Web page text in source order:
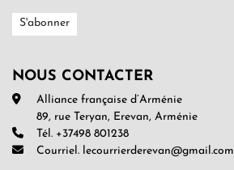
NOUS CONTACTER
Alliance française d’Arménie
89, rue Teryan, Erevan, Arménie
Tél. +37498 801238
Courriel. lecourrierderevan@gmail.com